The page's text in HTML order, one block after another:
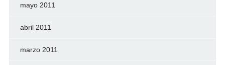
mayo 2011
abril 2011
marzo 2011